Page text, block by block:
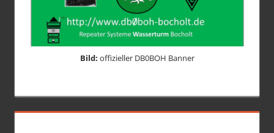
Bild: offizieller DB0BOH Banner